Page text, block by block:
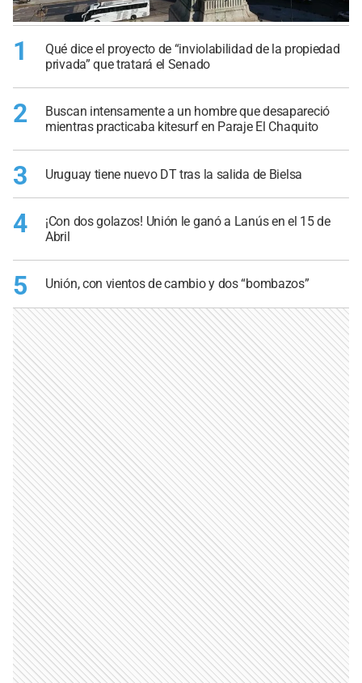
1
Qué dice el proyecto de “inviolabilidad de la propiedad
privada” que tratará el Senado
2
Buscan intensamente a un hombre que desapareció
mientras practicaba kitesurf en Paraje El Chaquito
3 Uruguay tiene nuevo DT tras la salida de Bielsa
4
¡Con dos golazos! Unión le ganó a Lanús en el 15 de
Abril
5 Unión, con vientos de cambio y dos “bombazos”